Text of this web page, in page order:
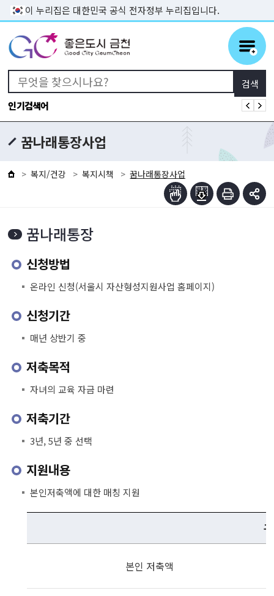
본문 바로가기
이 누리집은 대한민국 공식 전자정부 누리집입니다.
인기검색어
꿈나래통장사업
복지/건강 복지시책 꿈나래통장사업
꿈나래통장
신청방법
온라인 신청(서울시 자산형성지원사업 홈페이지)
신청기간
매년 상반기 중
저축목적
자녀의 교육 자금 마련
저축기간
3년, 5년 중 선택
지원내용
본인저축액에 대한 매칭 지원
본인 저축액